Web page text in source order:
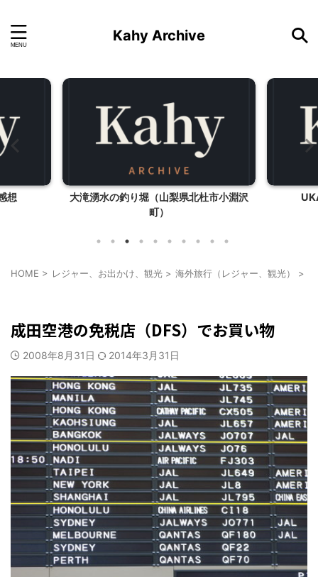
Kahy Archive
想
大滝湧水の釣り堀（山梨県北杜市小淵沢
町）
HOME > レジャー、お出かけ、観光 > 海外旅行（レジャー、観光） >
成田空港の免税店（DFS）でお買い物
2008年8月31日 2014年3月31日